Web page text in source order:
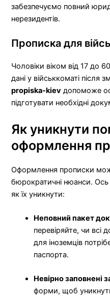
забезпечуємо повний
нерезидентів.
Прописка для
Чоловіки віком від 17 до
дані у військкоматі після
propiska-kiev допоможе
підготувати необхідні
Як уникнути
оформлення
Оформлення прописки
бюрократичні нюанси.
як їх уникнути:
Неповний пакет
перевіряйте, чи всі
для іноземців
паспорта.
Невірно заповнені
форми, щоб уникнути